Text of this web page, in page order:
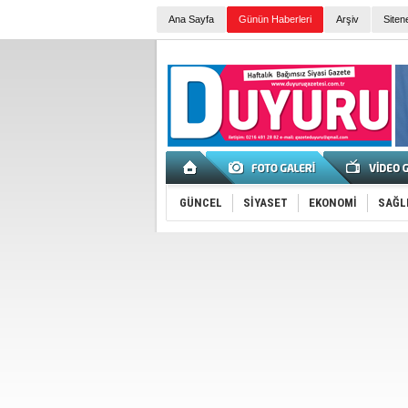
Ana Sayfa Günün Haberleri Arşiv
GÜNCEL SİYASET EKONOMİ